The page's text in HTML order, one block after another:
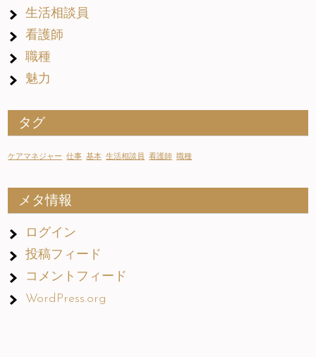
生活相談員
看護師
職種
魅力
タグ
ケアマネジャー 仕事 基本 生活相談員 看護師 職種
メタ情報
ログイン
投稿フィード
コメントフィード
WordPress.org